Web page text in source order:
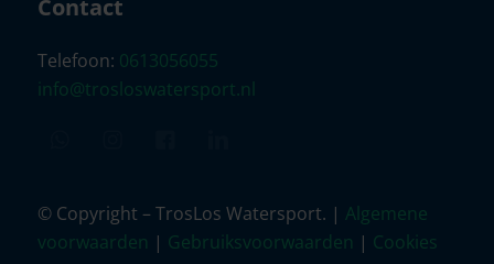
Contact
Telefoon: 0613056055
info@trosloswatersport.nl
© Copyright – TrosLos Watersport. | Algemene
voorwaarden | Gebruiksvoorwaarden | Cookies